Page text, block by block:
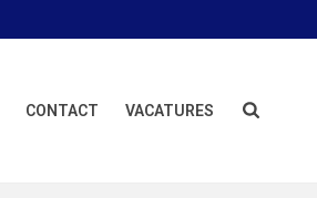
CONTACT VACATURES